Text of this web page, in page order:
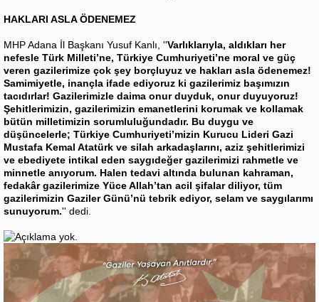
HAKLARI ASLA ÖDENEMEZ
MHP Adana İl Başkanı Yusuf Kanlı, ''Varlıklarıyla, aldıkları her
nefesle Türk Milleti’ne, Türkiye Cumhuriyeti’ne moral ve güç
veren gazilerimize çok şey borçluyuz ve hakları asla ödenemez!
Samimiyetle, inançla ifade ediyoruz ki gazilerimiz başımızın
tacıdırlar! Gazilerimizle daima onur duyduk, onur duyuyoruz!
Şehitlerimizin, gazilerimizin emanetlerini korumak ve kollamak
bütün milletimizin sorumluluğundadır. Bu duygu ve
düşüncelerle; Türkiye Cumhuriyeti’mizin Kurucu Lideri Gazi
Mustafa Kemal Atatürk ve silah arkadaşlarını, aziz şehitlerimizi
ve ebediyete intikal eden saygıdeğer gazilerimizi rahmetle ve
minnetle anıyorum. Halen tedavi altında bulunan kahraman,
fedakâr gazilerimize Yüce Allah’tan acil şifalar diliyor, tüm
gazilerimizin Gaziler Günü’nü tebrik ediyor, selam ve saygılarımı
sunuyorum.'' dedi.